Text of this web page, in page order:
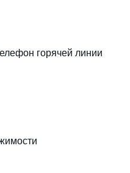
горячей линии